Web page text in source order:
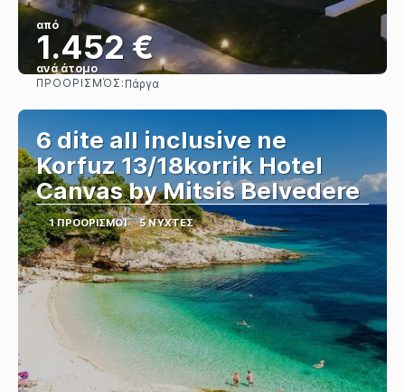
από
1.452 €
ανά άτομο
ΠΡΟΟΡΙΣΜΌΣ: Πάργα
6 dite all inclusive ne
Korfuz 13/18korrik Hotel
Canvas by Mitsis Belvedere
1 ΠΡΟΟΡΙΣΜΟΊ 5 ΝΎΧΤΕΣ